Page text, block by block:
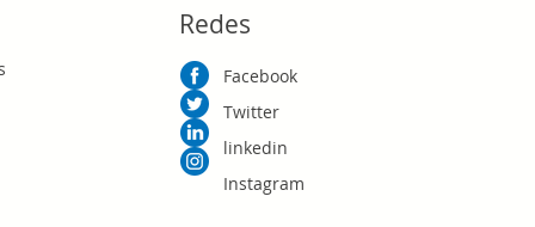
Redes
Facebook
Twitter
linkedin
Instagram